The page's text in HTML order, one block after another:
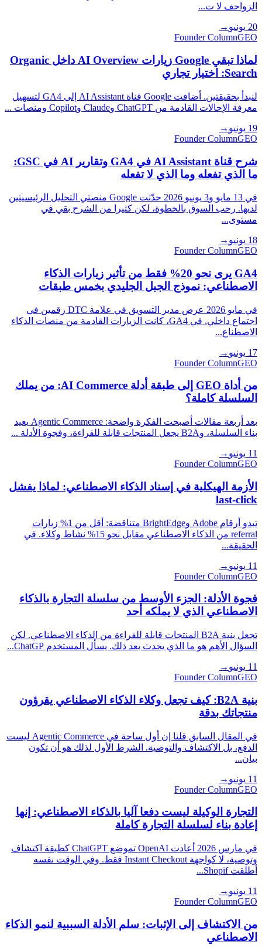
الزواحف لا ت...
20 يونيو
→
Founder ColumnGEO
لماذا تبقي Google زيارات AI Overview داخل Organic
Search: اختيار تجاري
لنبدأ بحقيقتين. أضافت Google قناة AI Assistant إلى GA4 لتسهيل
معرفة الإحالات القادمة من ChatGPT وClaude وCopilot ومنصات ...
19 يونيو
→
Founder ColumnGEO
شرح قناة AI Assistant في GA4 وتقارير AI في GSC:
ما الذي تفعله وما الذي لا تفعله
في 13 مايو و3 يونيو 2026 حدّثت Google منصتي التحليل الرئيسيتين
لديها. رحب السوق بالخطوة، لكن كثيرا من الشرح بقي في
مستوى...
18 يونيو
→
Founder ColumnGEO
GA4 يرى نحو 20% فقط من تأثير زيارات الذكاء
الاصطناعي: نموذج الجبل الجليدي بخمس طبقات
في مايو 2026 عرض مدير التسويق في علامة DTC رقمين في
اجتماع داخلي. في GA4، كانت الزيارات القادمة من منصات الذكاء
الاصطناع...
17 يونيو
→
Founder ColumnGEO
من أداة GEO إلى طبقة أدلة AI Commerce: من يملك
السلسلة كاملة؟
بعد أربعة مقالات أصبحت الفكرة واضحة: Agentic Commerce يعيد
بناء السلسلة، وB2A يجعل المنتجات قابلة للقراءة، وفجوة الأدلة ...
11 يونيو
→
Founder ColumnGEO
الأزمة الهيكلية في إسناد الذكاء الاصطناعي: لماذا يفشل
last-click
تبدو أرقام Adobe وBrightEdge متناقضة: أقل من 1% زيارات
referral من الذكاء الاصطناعي مقابل نحو 15% نشاط وكلاء. في
الحقيقة...
11 يونيو
→
Founder ColumnGEO
فجوة الأدلة: الجزء الأوسط من سلسلة التجارة بالذكاء
الاصطناعي الذي لا يملكه أحد
تجعل بنية B2A المنتجات قابلة للقراءة من الذكاء الاصطناعي. لكن
السؤال الأهم هو ما الذي يحدث بعد ذلك. يسأل المستخدم ChatGP...
11 يونيو
→
Founder ColumnGEO
بنية B2A: كيف تجعل وكلاء الذكاء الاصطناعي يقرؤون
منتجاتك بدقة
في المقال السابق قلنا إن أول ساحة في Agentic Commerce ليست
الدفع، بل الاكتشاف والتوصية. الشرط الأول لذلك هو أن تكون
بيان...
11 يونيو
→
Founder ColumnGEO
التجارة الوكيلة ليست دفعا آليا بالذكاء الاصطناعي: إنها
إعادة بناء لسلسلة التجارة كاملة
في مارس 2026 أعادت OpenAI تموضع ChatGPT كطبقة اكتشاف
وتوصية، لا كواجهة Instant Checkout فقط. وفي الوقت نفسه
أطلقت Shopif...
11 يونيو
→
Founder ColumnGEO
من الاكتشاف إلى الإثبات: سلم الأدلة السببية لنمو الذكاء
الاصطناعي